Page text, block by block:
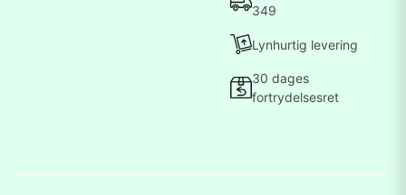
349
Lynhurtig levering
30 dages
fortrydelsesret